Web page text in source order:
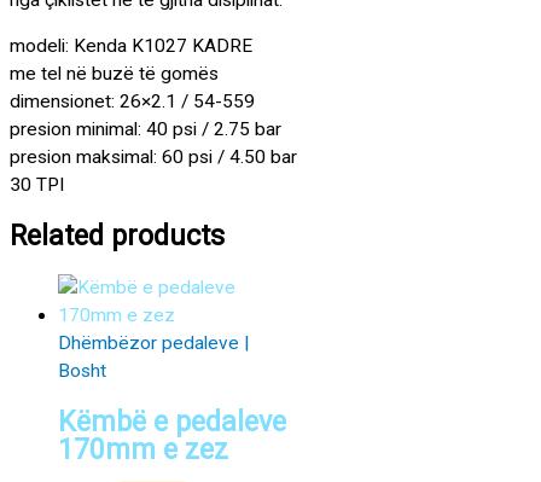
modeli: Kenda K1027 KADRE
me tel në buzë të gomës
dimensionet: 26×2.1 / 54-559
presion minimal: 40 psi / 2.75 bar
presion maksimal: 60 psi / 4.50 bar
30 TPI
Related products
Dhëmbëzor pedaleve |
Bosht
Këmbë e pedaleve
170mm e zez